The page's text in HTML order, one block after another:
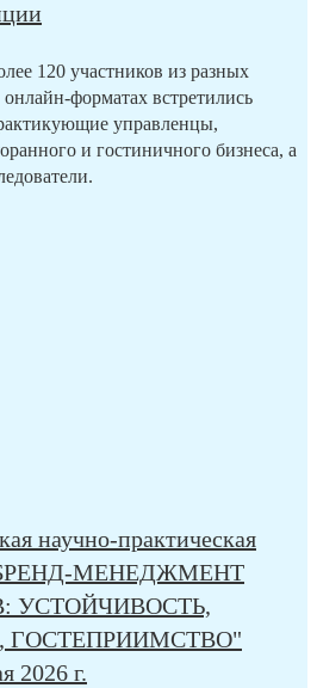
120 участников из разных
форматах встретились
управленцы,
и гостиничного бизнеса, а
научно-практическая
МЕНЕДЖМЕНТ
УСТОЙЧИВОСТЬ,
ГОСТЕПРИИМСТВО"
2026 г.